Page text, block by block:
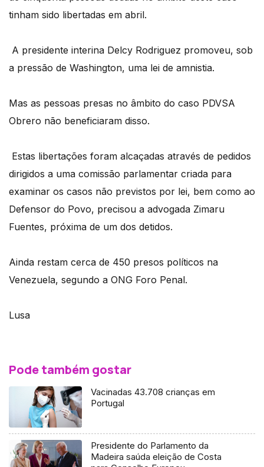
tinham sido libertadas em abril.
A presidente interina Delcy Rodriguez promoveu, sob
a pressão de Washington, uma lei de amnistia.
Mas as pessoas presas no âmbito do caso PDVSA
Obrero não beneficiaram disso.
Estas libertações foram alcaçadas através de pedidos
dirigidos a uma comissão parlamentar criada para
examinar os casos não previstos por lei, bem como ao
Defensor do Povo, precisou a advogada Zimaru
Fuentes, próxima de um dos detidos.
Ainda restam cerca de 450 presos políticos na
Venezuela, segundo a ONG Foro Penal.
Lusa
Pode também gostar
Vacinadas 43.708 crianças em
Portugal
Presidente do Parlamento da
Madeira saúda eleição de Costa